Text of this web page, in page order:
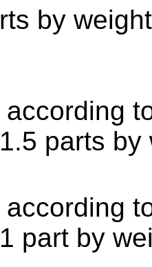
by
parts by
part by